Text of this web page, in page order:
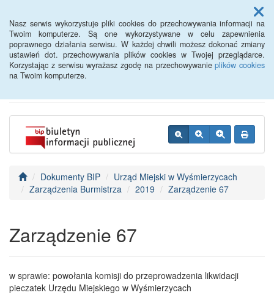
Nasz serwis wykorzystuje pliki cookies do przechowywania informacji na
Twoim komputerze. Są one wykorzystywane w celu zapewnienia
poprawnego działania serwisu. W każdej chwili możesz dokonać zmiany
ustawień dot. przechowywania plików cookies w Twojej przeglądarce.
Korzystając z serwisu wyrażasz zgodę na przechowywanieplików cookies
na Twoim komputerze.
Menu
BIP - Urząd Miejski
Wyśmierzyce
Dokumenty BIP
Urząd Miejski w Wyśmierzycach
Zarządzenia Burmistrza
2019 Zarządzenie 67
Zarządzenie 67
w sprawie: powołania komisji do przeprowadzenia likwidacji
pieczatek Urzędu Miejskiego w Wyśmierzycach